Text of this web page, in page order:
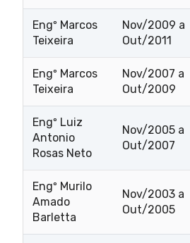
Engº Marcos
Teixeira
Nov/2009 a
Out/2011
Engº Marcos
Teixeira
Nov/2007 a
Out/2009
Engº Luiz
Antonio
Rosas Neto
Nov/2005 a
Out/2007
Engº Murilo
Amado
Barletta
Nov/2003 a
Out/2005